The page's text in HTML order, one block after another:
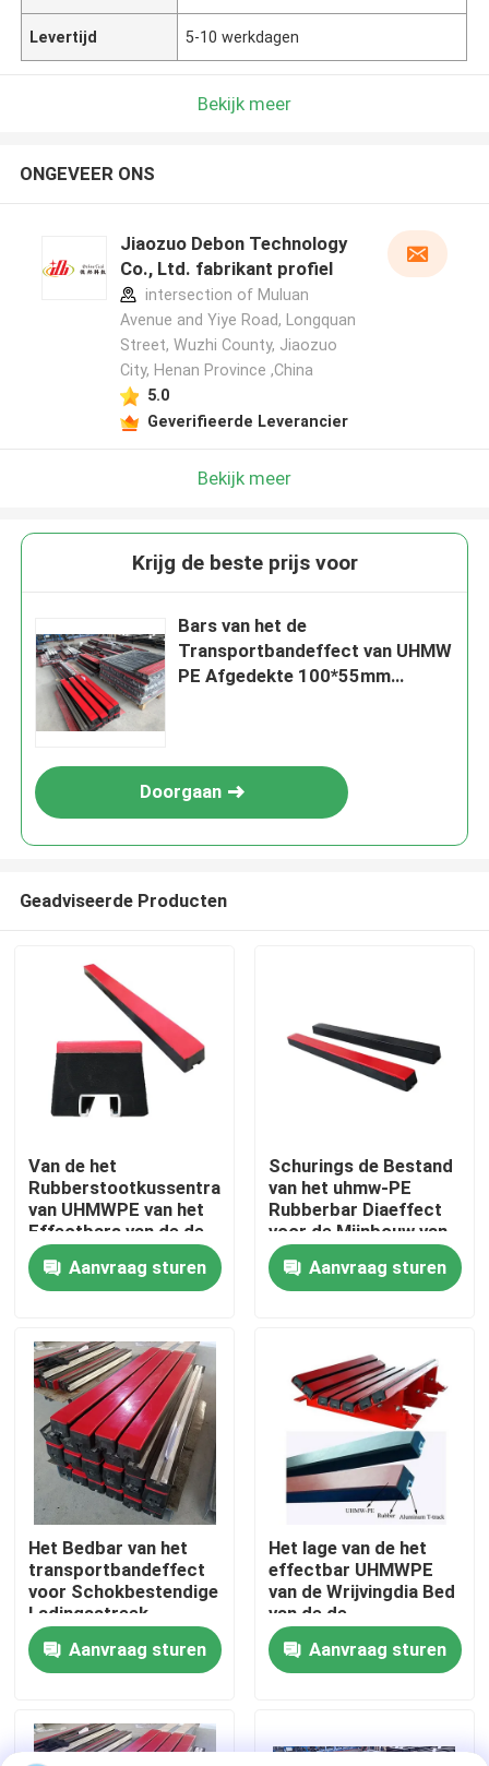
Producten
Videos
Over ons
Fabrieksreis
Kwaliteitscontrole
Contacteer ons
nieuws
Alumina Ceramische Voering
Levertijd 5-10 werkdagen
Bekijk meer
ONGEVEER ONS
Jiaozuo Debon Technology
Co., Ltd. fabrikant profiel
intersection of Muluan
Avenue and Yiye Road, Longquan
Street, Wuzhi County, Jiaozuo
City, Henan Province ,China
5.0
Geverifieerde Leverancier
Bekijk meer
Krijg de beste prijs voor
Bars van het de
Transportbandeffect van UHMW
PE Afgedekte 100*55mm
Doorgaan
Geadviseerde Producten
Van de het
Rubberstootkussentransportband
van UHMWPE van het
Effectbars van de de
Transportbandsteun
Glijdende het
Effectbar
Aanvraag sturen
Schurings de Bestand
van het uhmw-PE
Rubberbar Diaeffect
voor de Mijnbouw van
de Riemtransportband
Aanvraag sturen
Het Bedbar van het
transportbandeffect
voor Schokbestendige
Ladingsstreek
Aanvraag sturen
Het lage van de het
effectbar UHMWPE
van de Wrijvingdia Bed
van de de
Transportbandschuif
RubberAanvraag sturen